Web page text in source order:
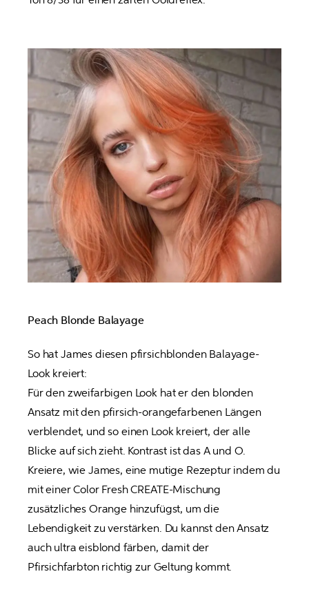
Peach Blonde Balayage
So hat James diesen pfirsichblonden Balayage-
Look kreiert:
Für den zweifarbigen Look hat er den blonden
Ansatz mit den pfirsich-orangefarbenen Längen
verblendet, und so einen Look kreiert, der alle
Blicke auf sich zieht. Kontrast ist das A und O.
Kreiere, wie James, eine mutige Rezeptur indem du
mit einer Color Fresh CREATE-Mischung
zusätzliches Orange hinzufügst, um die
Lebendigkeit zu verstärken. Du kannst den Ansatz
auch ultra eisblond färben, damit der
Pfirsichfarbton richtig zur Geltung kommt.